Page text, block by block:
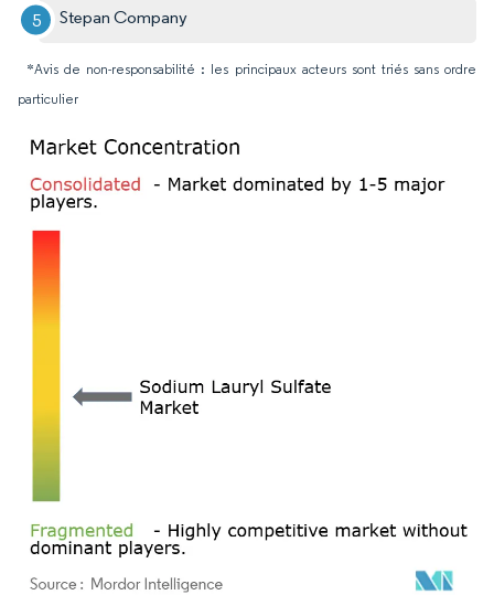
Stepan Company
*Avis de non-responsabilité : les principaux acteurs sont triés sans ordre
particulier